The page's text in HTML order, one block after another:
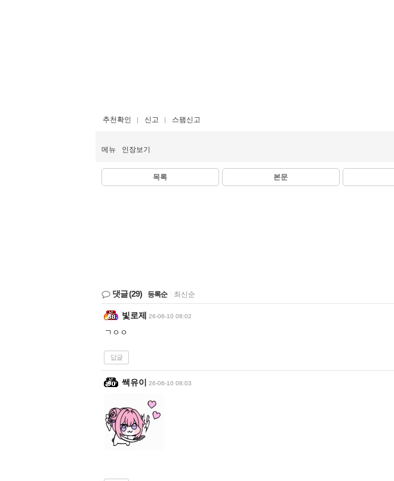
추천확인 신고 스팸신고
메뉴 인장보기
목록 본문
댓글(29) 등록순 최신순
빛로제 26-06-10 08:02
ㄱㅇㅇ
답글
쌕유이 26-06-10 08:03